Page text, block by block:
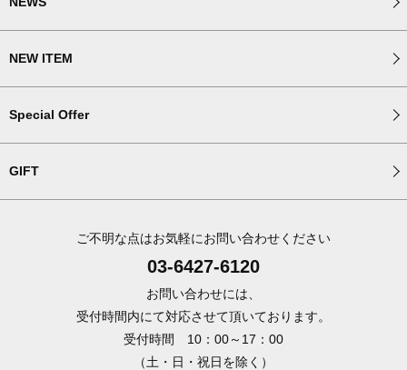
NEW ITEM
Special Offer
GIFT
ご不明な点はお気軽にお問い合わせください
03-6427-6120
お問い合わせには、
受付時間内にて対応させて頂いております。
受付時間 10：00～17：00
（土・日・祝日を除く）